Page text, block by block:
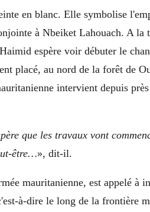
en blanc. Elle symbolise
à Nbeiket Lahouach. A la
espère voir débuter le
placé, au nord de la forêt de
intervient depuis
que les travaux vont
être…», dit-il.
mauritanienne, est appelé à
à-dire le long de la frontière